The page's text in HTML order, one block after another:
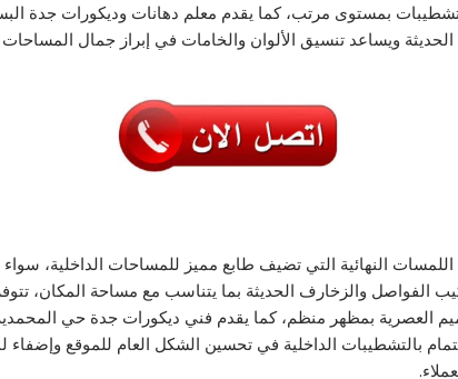
بمستوى مرتب، كما يقدم معلم دهانات وديكورات جدة
الحديثة ويساعد تنسيق الألوان والخامات في إبراز جمال
النهائية التي تضيف طابع مميز للمساحات الداخلية،
الفواصل والزخارف الحديثة بما يتناسب مع مساحة المكان،
العصرية بمظهر منظم، كما يقدم فني ديكورات جدة حي
بالتشطيبات الداخلية في تحسين الشكل العام للموقع وإضفاء